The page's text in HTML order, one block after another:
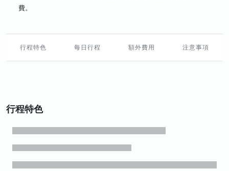
費。
行程特色 每日行程 額外費用 注意事項
行程特色